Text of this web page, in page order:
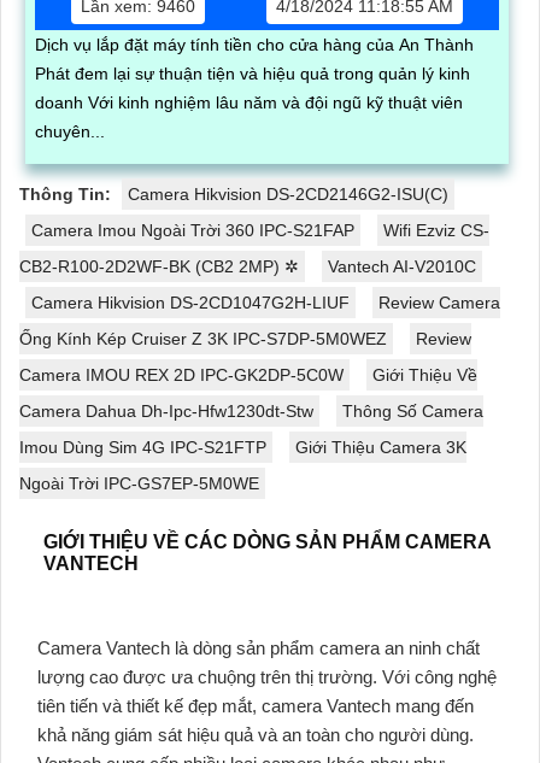
Lần xem: 9460
4/18/2024 11:18:55 AM
Dịch vụ lắp đặt máy tính tiền cho cửa hàng của An Thành
Phát đem lại sự thuận tiện và hiệu quả trong quản lý kinh
doanh Với kinh nghiệm lâu năm và đội ngũ kỹ thuật viên
chuyên...
Thông Tin:
Camera Hikvision DS-2CD2146G2-ISU(C)
Camera Imou Ngoài Trời 360 IPC-S21FAP
Wifi Ezviz CS-
CB2-R100-2D2WF-BK (CB2 2MP) ✲
Vantech AI-V2010C
Camera Hikvision DS-2CD1047G2H-LIUF
Review Camera
Ống Kính Kép Cruiser Z 3K IPC-S7DP-5M0WEZ
Review
Camera IMOU REX 2D IPC-GK2DP-5C0W
Giới Thiệu Về
Camera Dahua Dh-Ipc-Hfw1230dt-Stw
Thông Số Camera
Imou Dùng Sim 4G IPC-S21FTP
Giới Thiệu Camera 3K
Ngoài Trời IPC-GS7EP-5M0WE
GIỚI THIỆU VỀ CÁC DÒNG SẢN PHẨM CAMERA
VANTECH
Camera Vantech là dòng sản phẩm camera an ninh chất
lượng cao được ưa chuộng trên thị trường. Với công nghệ
tiên tiến và thiết kế đẹp mắt, camera Vantech mang đến
khả năng giám sát hiệu quả và an toàn cho người dùng.